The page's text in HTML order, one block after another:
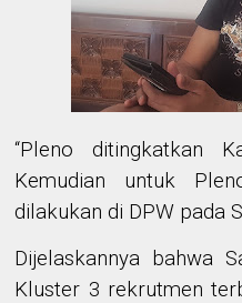
“Pleno ditingkatkan
Kemudian untuk
dilakukan di DPW pada
Dijelaskannya bahwa
Kluster 3 rekrutmen